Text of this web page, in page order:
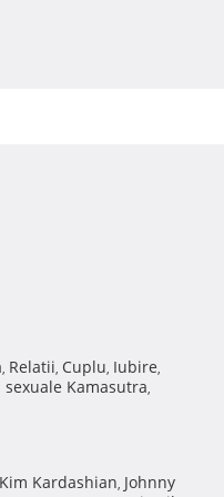
, Relatii, Cuplu, Iubire,
sexuale Kamasutra,
Kim Kardashian, Johnny